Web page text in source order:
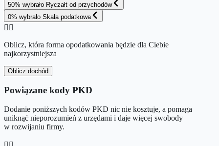
50% wybrało Ryczałt od przychodów
0% wybrało Skala podatkowa
👉🏻
Oblicz, która forma opodatkowania będzie dla Ciebie
najkorzystniejsza
Oblicz dochód
Powiązane kody PKD
Dodanie poniższych kodów PKD nic nie kosztuje, a pomaga
uniknąć nieporozumień z urzędami i daje więcej swobody
w rozwijaniu firmy.